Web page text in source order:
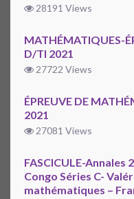
28191 Views
MATHÉMATIQUES-
D/TI 2021
27722 Views
ÉPREUVE DE
2021
27081 Views
FASCICULE-Annales
Congo Séries C-
mathématiques –